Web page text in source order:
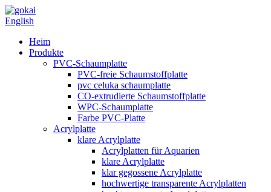
English
Heim
Produkte
PVC-Schaumplatte
PVC-freie Schaumstoffplatte
pvc celuka schaumplatte
CO-extrudierte Schaumstoffplatte
WPC-Schaumplatte
Farbe PVC-Platte
Acrylplatte
klare Acrylplatte
Acrylplatten für Aquarien
klare Acrylplatte
klar gegossene Acrylplatte
hochwertige transparente Acrylplatten